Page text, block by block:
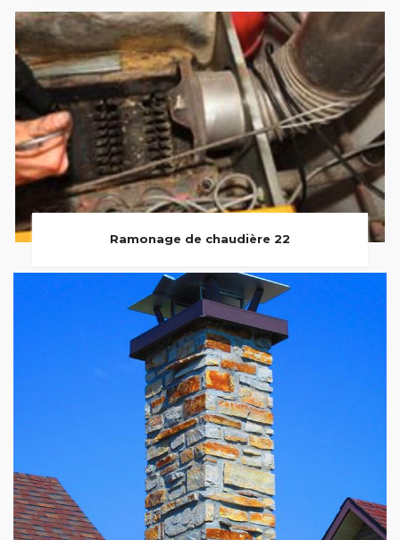
Ramonage de chaudière 22